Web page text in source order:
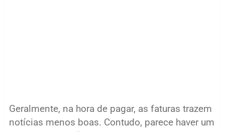
Geralmente, na hora de pagar, as faturas trazem
notícias menos boas. Contudo, parece haver um